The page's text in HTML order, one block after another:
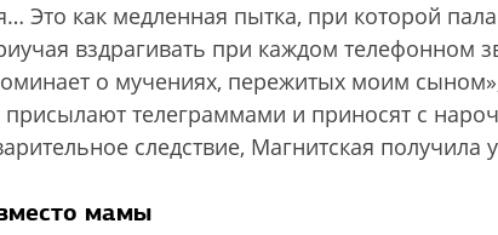
Это как медленная пытка, при которой
вздрагивать при каждом телефонном
о мучениях, пережитых моим
присылают телеграммами и приносят с
следствие, Магнитская получила
мамы